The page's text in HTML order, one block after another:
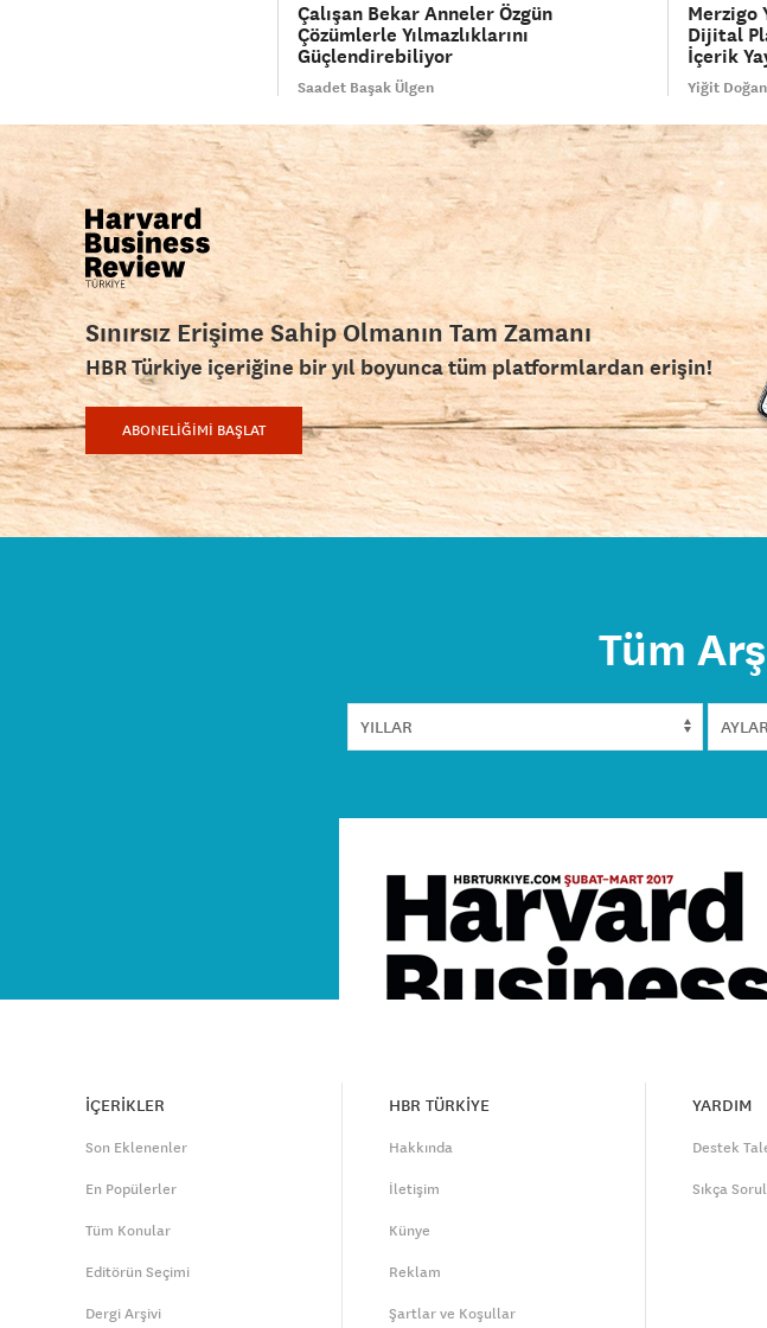
Çalışan Bekar Anneler Özgün
Çözümlerle Yılmazlıklarını
Güçlendirebiliyor
Saadet Başak Ülgen
Merzigo
Dijital
İçerik
Yiğit
Sınırsız Erişime Sahip Olmanın Tam Zamanı
HBR Türkiye içeriğine bir yıl boyunca tüm platformlardan erişin!
ABONELİĞİMİ BAŞLAT
Tüm
İÇERİKLER
Son Eklenenler
En Popülerler
Tüm Konular
Editörün Seçimi
Dergi Arşivi
HBR TÜRKİYE
Hakkında
İletişim
Künye
Reklam
Şartlar ve Koşullar
YARDIM
Destek
Sıkça